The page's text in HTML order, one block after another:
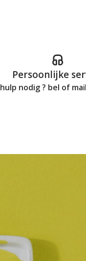
Persoonlijke
hulp nodig ? bel of